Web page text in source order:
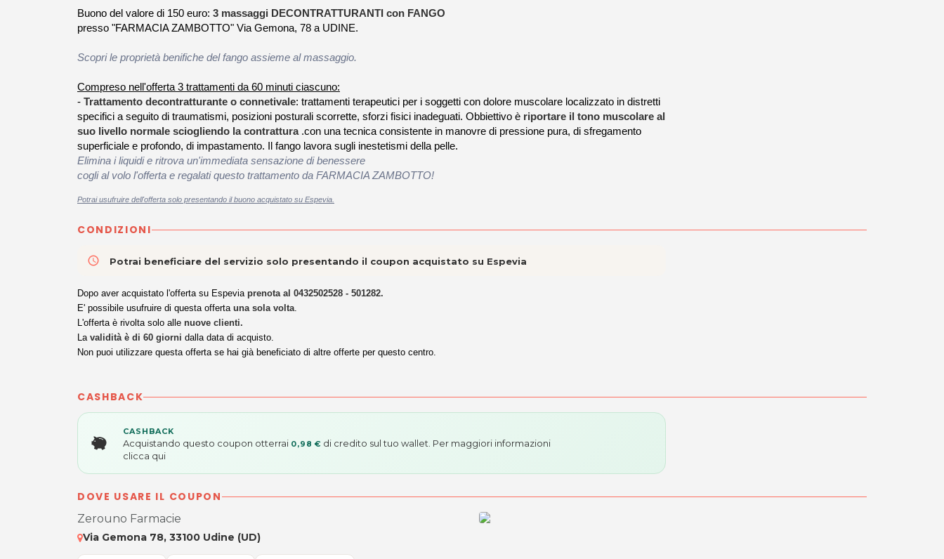
Buono del valore di 150 euro: 3 massaggi DECONTRATTURANTI con FANGO
presso "FARMACIA ZAMBOTTO" Via Gemona, 78 a UDINE.
Scopri le proprietà benifiche del fango assieme al massaggio.
Compreso nell'offerta 3 trattamenti da 60 minuti ciascuno:
- Trattamento decontratturante o connetivale: trattamenti terapeutici per i soggetti con dolore muscolare localizzato in distretti
specifici a seguito di traumatismi, posizioni posturali scorrette, sforzi fisici inadeguati. Obbiettivo è riportare il tono muscolare al
suo livello normale sciogliendo la contrattura .con una tecnica consistente in manovre di pressione pura, di sfregamento
superficiale e profondo, di impastamento. Il fango lavora sugli inestetismi della pelle.
Elimina i liquidi e ritrova un'immediata sensazione di benessere
cogli al volo l'offerta e regalati questo trattamento da FARMACIA ZAMBOTTO!
Potrai usufruire dell'offerta solo presentando il buono acquistato su Espevia.
CONDIZIONI
access_time Potrai beneficiare del servizio solo presentando il coupon acquistato su Espevia
Dopo aver acquistato l'offerta su Espeviaprenota al 0432502528 - 501282.
E' possibile usufruire di questa offerta una sola volta.
L'offerta è rivolta solo alle nuove clienti.
La validità è di 60 giorni dalla data di acquisto.
Non puoi utilizzare questa offerta se hai già beneficiato di altre offerte per questo centro.
CASHBACK
CASHBACK
Acquistando questo coupon otterrai 0,98 € di credito sul tuo wallet. Per maggiori informazioni
clicca qui
DOVE USARE IL COUPON
Zerouno Farmacie
Via Gemona 78, 33100 Udine (UD)